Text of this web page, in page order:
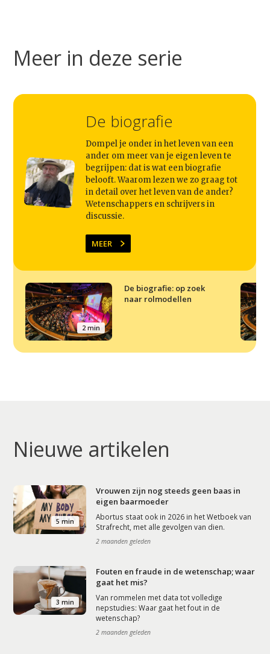
Artikelen
Meer in deze serie
De biografie
Dompel je onder in het leven van een
ander om meer van je eigen leven te
begrijpen: dat is wat een biografie
belooft. Waarom lezen we zo graag tot
in detail over het leven van de ander?
Wetenschappers en schrijvers in
discussie.
MEER
2 min
De biografie: op zoek
naar rolmodellen
Nieuwe artikelen
5 min
Vrouwen zijn nog steeds geen baas in
eigen baarmoeder
Abortus staat ook in 2026 in het Wetboek van
Strafrecht, met alle gevolgen van dien.
2 maanden geleden
3 min
Fouten en fraude in de wetenschap; waar
gaat het mis?
Van rommelen met data tot volledige
nepstudies: Waar gaat het fout in de
wetenschap?
2 maanden geleden